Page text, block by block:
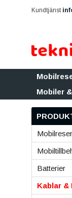
Kundtjänst
Mobiler
Batterier
Kablar &